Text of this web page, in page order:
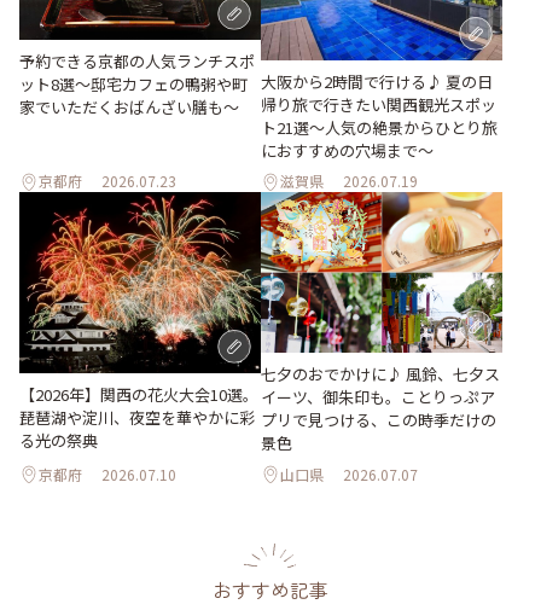
予約できる京都の人気ランチスポ
ット8選～邸宅カフェの鴨粥や町
家でいただくおばんざい膳も～
京都府 2026.07.23
大阪から2時間で行ける♪ 夏の日
帰り旅で行きたい関西観光スポッ
ト21選～人気の絶景からひとり旅
におすすめの穴場まで～
滋賀県 2026.07.19
【2026年】関西の花火大会10選。
琵琶湖や淀川、夜空を華やかに彩
る光の祭典
京都府 2026.07.10
七夕のおでかけに♪ 風鈴、七夕ス
イーツ、御朱印も。ことりっぷア
プリで見つける、この時季だけの
景色
山口県 2026.07.07
おすすめ記事